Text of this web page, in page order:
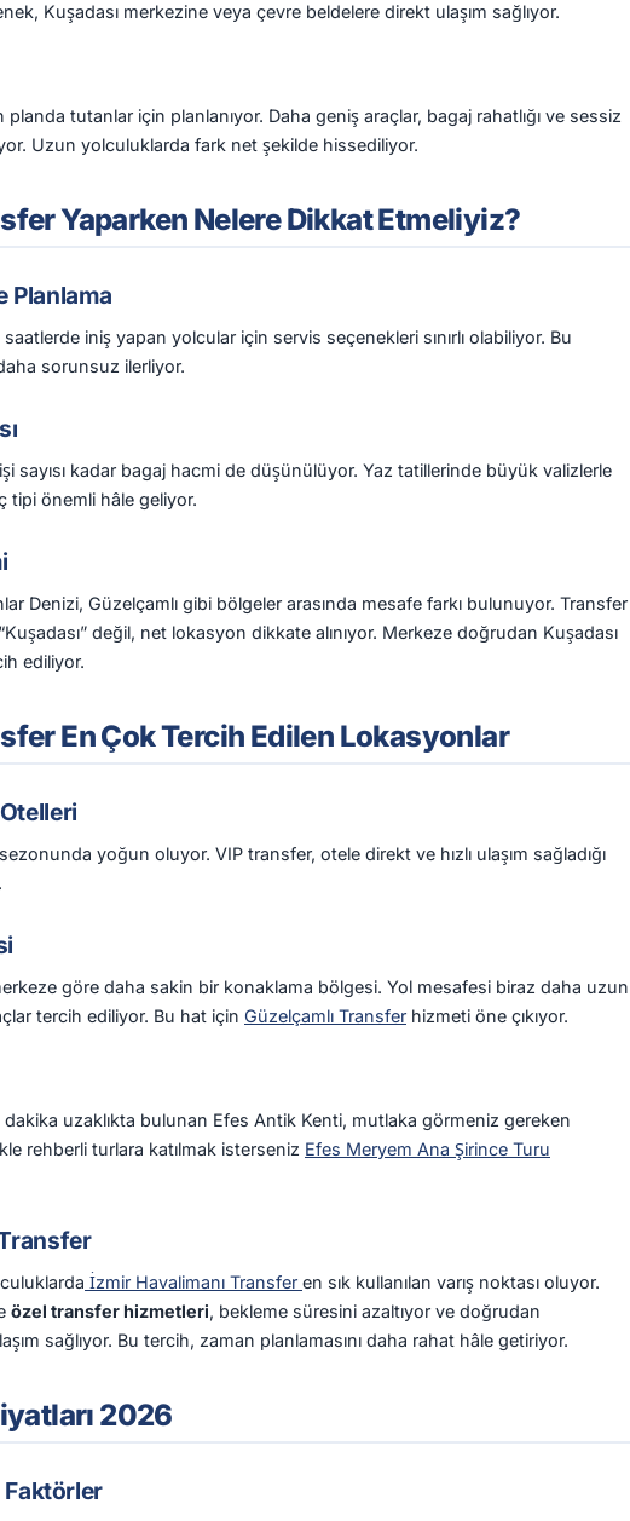
Kuşadası merkezine veya çevre beldelere direkt ulaşım sağlıyor.
tutanlar için planlanıyor. Daha geniş araçlar, bagaj rahatlığı ve sessiz
Uzun yolculuklarda fark net şekilde hissediliyor.
Yaparken Nelere Dikkat Etmeliyiz?
Planlama
iniş yapan yolcular için servis seçenekleri sınırlı olabiliyor. Bu
sorunsuz ilerliyor.
sayısı kadar bagaj hacmi de düşünülüyor. Yaz tatillerinde büyük valizlerle
tipi önemli hâle geliyor.
Denizi, Güzelçamlı gibi bölgeler arasında mesafe farkı bulunuyor. Transfer
değil, net lokasyon dikkate alınıyor. Merkeze doğrudan Kuşadası
ediliyor.
En Çok Tercih Edilen Lokasyonlar
yoğun oluyor. VIP transfer, otele direkt ve hızlı ulaşım sağladığı
göre daha sakin bir konaklama bölgesi. Yol mesafesi biraz daha uzun
tercih ediliyor. Bu hat için Güzelçamlı Transfer hizmeti öne çıkıyor.
dakika uzaklıkta bulunan Efes Antik Kenti, mutlaka görmeniz gereken
rehberli turlara katılmak isterseniz Efes Meryem Ana Şirince Turu
İzmir Havalimanı Transfer en sık kullanılan varış noktası oluyor.
özel transfer hizmetleri, bekleme süresini azaltıyor ve doğrudan
sağlıyor. Bu tercih, zaman planlamasını daha rahat hâle getiriyor.
2026
Faktörler